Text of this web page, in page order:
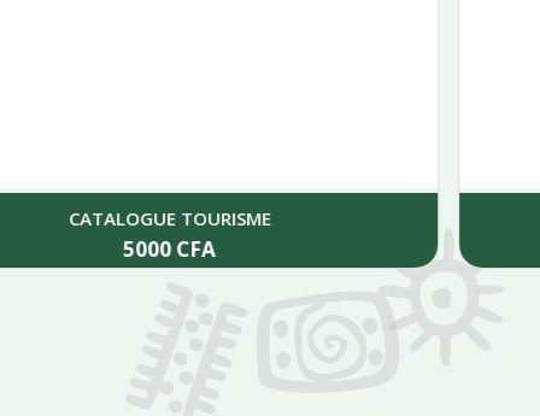
LES CIVILISATIONS DU CAMEROUN